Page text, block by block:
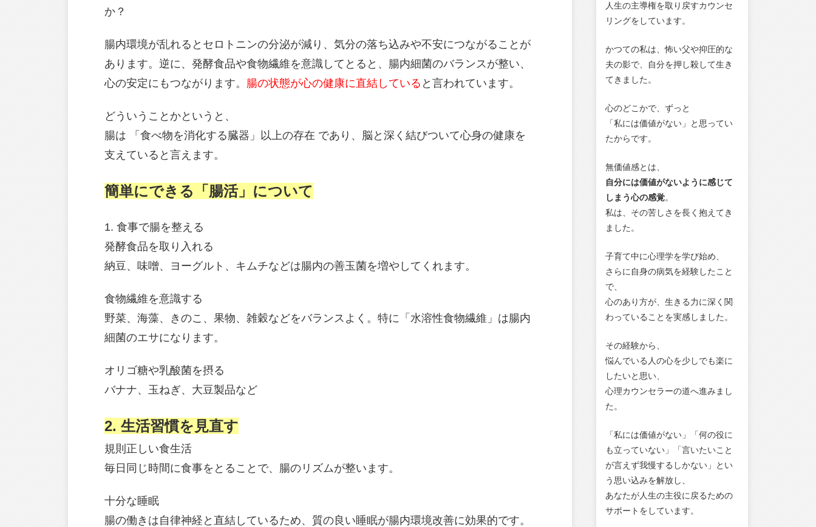
か？
腸内環境が乱れるとセロトニンの分泌が減り、気分の落ち込みや不安につながることが
あります。逆に、発酵食品や食物繊維を意識してとると、腸内細菌のバランスが整い、
心の安定にもつながります。 腸の状態が心の健康に直結している と言われています。
どういうことかというと、
腸は 「食べ物を消化する臓器」以上の存在 であり、脳と深く結びついて心身の健康を
支えていると言えます。
簡単にできる「腸活」について
1. 食事で腸を整える
発酵食品を取り入れる
納豆、味噌、ヨーグルト、キムチなどは腸内の善玉菌を増やしてくれます。
食物繊維を意識する
野菜、海藻、きのこ、果物、雑穀などをバランスよく。特に「水溶性食物繊維」は腸内
細菌のエサになります。
オリゴ糖や乳酸菌を摂る
バナナ、玉ねぎ、大豆製品など
2. 生活習慣を見直す
規則正しい食生活
毎日同じ時間に食事をとることで、腸のリズムが整います。
十分な睡眠
腸の働きは自律神経と直結しているため、質の良い睡眠が腸内環境改善に効果的です。
人生の主導権を取り戻すカウンセ
リングをしています。
かつての私は、怖い父や抑圧的な
夫の影で、自分を押し殺して生き
てきました。
心のどこかで、ずっと
「私には価値がない」と思ってい
たからです。
無価値感とは、
自分には価値がないように感じて
しまう心の感覚。
私は、その苦しさを長く抱えてき
ました。
子育て中に心理学を学び始め、
さらに自身の病気を経験したこと
で、
心のあり方が、生きる力に深く関
わっていることを実感しました。
その経験から、
悩んでいる人の心を少しでも楽に
したいと思い、
心理カウンセラーの道へ進みまし
た。
「私には価値がない」「何の役に
も立っていない」「言いたいこと
が言えず我慢するしかない」とい
う思い込みを解放し、
あなたが人生の主役に戻るための
サポートをしています。